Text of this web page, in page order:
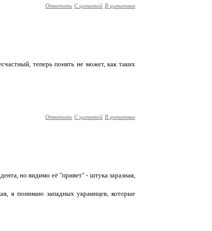
Ответить С цитатой В цитатник
теперь понять не может, как таких
Ответить С цитатой В цитатник
но видимо её "привет" - штука заразная,
я понимаю западных украинцев, которые